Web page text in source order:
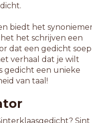
biedt het
het schrijven een
dat een gedicht
verhaal dat je wilt
gedicht een unieke
van taal!
Sint